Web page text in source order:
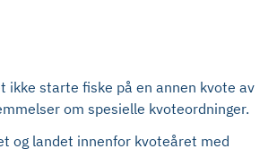
ikke starte fiske på en annen kvote av
om spesielle kvoteordninger.
og landet innenfor kvoteåret med